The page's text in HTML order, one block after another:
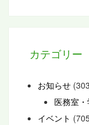
カテゴリー
お知らせ
医務室
イベント